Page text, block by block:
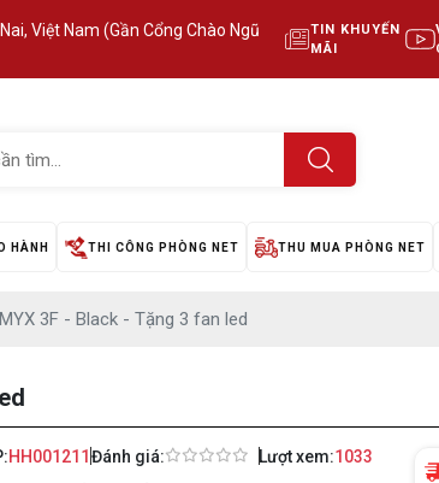
Việt Nam (Gần Cổng Chào Ngũ
TIN KHUYẾN
MÃI
HÀNH THI CÔNG PHÒNG NET THU MUA PHÒNG NET
3F - Black - Tặng 3 fan led
HH001211 Đánh giá: Lượt xem:1033